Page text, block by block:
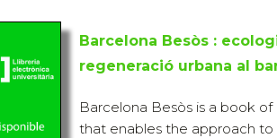
Barcelona Besòs :
regeneració urbana al
Barcelona Besòs is a book
that enables the approach to